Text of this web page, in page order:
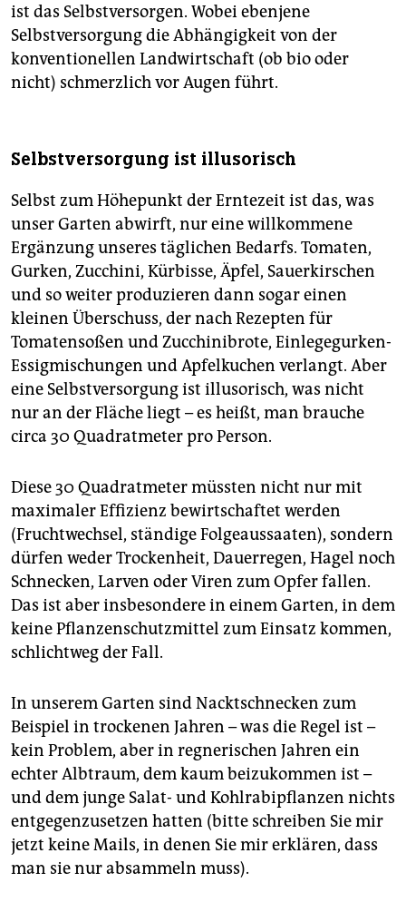
ist das Selbstversorgen. Wobei ebenjene
Selbstversorgung die Abhängigkeit von der
konventionellen Landwirtschaft (ob bio oder
nicht) schmerzlich vor Augen führt.
Selbstversorgung ist illusorisch
Selbst zum Höhepunkt der Erntezeit ist das, was
unser Garten abwirft, nur eine willkommene
Ergänzung unseres täglichen Bedarfs. Tomaten,
Gurken, Zucchini, Kürbisse, Äpfel, Sauerkirschen
und so weiter produzieren dann sogar einen
kleinen Überschuss, der nach Rezepten für
Tomatensoßen und Zucchinibrote, Einlegegurken-
Essigmischungen und Apfelkuchen verlangt. Aber
eine Selbstversorgung ist illusorisch, was nicht
nur an der Fläche liegt – es heißt, man brauche
circa 30 Quadratmeter pro Person.
Diese 30 Quadratmeter müssten nicht nur mit
maximaler Effizienz bewirtschaftet werden
(Fruchtwechsel, ständige Folgeaussaaten), sondern
dürfen weder Trockenheit, Dauerregen, Hagel noch
Schnecken, Larven oder Viren zum Opfer fallen.
Das ist aber insbesondere in einem Garten, in dem
keine Pflanzenschutzmittel zum Einsatz kommen,
schlichtweg der Fall.
In unserem Garten sind Nacktschnecken zum
Beispiel in trockenen Jahren – was die Regel ist –
kein Problem, aber in regnerischen Jahren ein
echter Albtraum, dem kaum beizukommen ist –
und dem junge Salat- und Kohlrabipflanzen nichts
entgegenzusetzen hatten (bitte schreiben Sie mir
jetzt keine Mails, in denen Sie mir erklären, dass
man sie nur absammeln muss).